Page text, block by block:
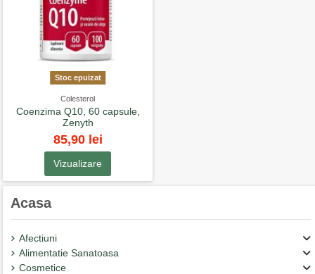
Stoc epuizat
Colesterol
Coenzima Q10, 60 capsule,
Zenyth
85,90 lei
Vizualizare
Acasa
Afectiuni
Alimentatie Sanatoasa
Cosmetice